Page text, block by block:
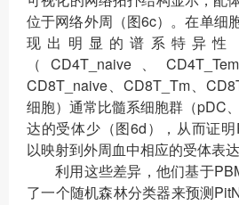
位于网络外周（图6c）。在单细
现出明显的谱系特异性
（CD4T_naive、
CD8T_naive、CD8T_Tm、
细胞）通常比髓系细胞群（pDC
达的受体少（图6d），从而证
以映射到外周血中相应的受体表达
利用这些差异，他们基于
了一个随机森林分类器来预测